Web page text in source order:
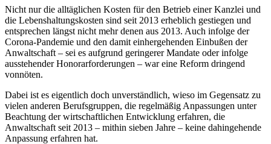
Nicht nur die alltäglichen Kosten für den Betrieb einer Kanzlei und
die Lebenshaltungskosten sind seit 2013 erheblich gestiegen und
entsprechen längst nicht mehr denen aus 2013. Auch infolge der
Corona-Pandemie und den damit einhergehenden Einbußen der
Anwaltschaft – sei es aufgrund geringerer Mandate oder infolge
ausstehender Honorarforderungen – war eine Reform dringend
vonnöten.
Dabei ist es eigentlich doch unverständlich, wieso im Gegensatz zu
vielen anderen Berufsgruppen, die regelmäßig Anpassungen unter
Beachtung der wirtschaftlichen Entwicklung erfahren, die
Anwaltschaft seit 2013 – mithin sieben Jahre – keine dahingehende
Anpassung erfahren hat.